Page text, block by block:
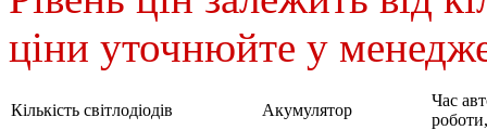
ціни уточнюйте у
Кількість світлодіодів Акумулятор
Час